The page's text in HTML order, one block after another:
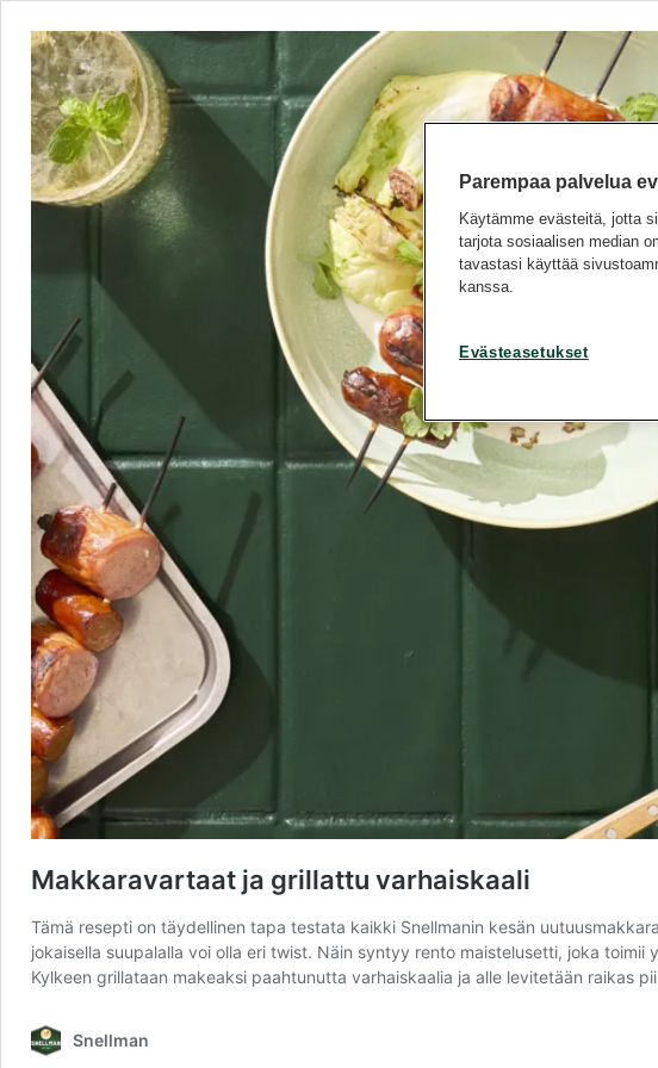
Makkaravartaat ja grillattu varhaiskaali
Tämä resepti on täydellinen tapa testata kaikki Snellmanin kesän
jokaisella suupalalla voi olla eri twist. Näin syntyy rento maistelusetti, joka toimii
Kylkeen grillataan makeaksi paahtunutta varhaiskaalia ja alle levitetään raikas
Snellman
Parempaa palvelua
Käytämme evästeitä, jotta
tarjota sosiaalisen median
tavastasi käyttää
kanssa.
Evästeasetukset